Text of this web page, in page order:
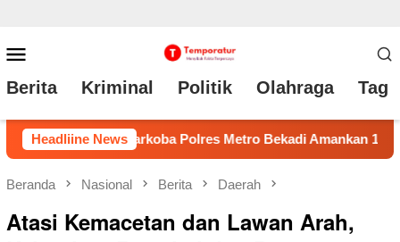
ke
konten
Mobile
Berita Kriminal Politik Olahraga Tag
Headliine News
Amankan 17 Kg Ganja Bravooo Klarifikasi
Beranda Nasional Berita Daerah
Atasi Kemacetan dan Lawan Arah,